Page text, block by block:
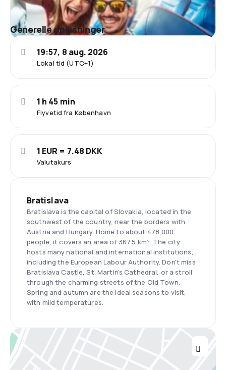
Generelle oplysninger
Lokal tid (UTC+1)
19:57, 8 aug. 2026
Flyvetid fra København
1 h 45 min
Valutakurs
1 EUR = 7.48 DKK
Bratislava
Bratislava is the capital of Slovakia, located in the
southwest of the country, near the borders with
Austria and Hungary. Home to about 478,000
people, it covers an area of 367.5 km². The city
hosts many national and international institutions,
including the European Labour Authority. Don't miss
Bratislava Castle, St. Martin's Cathedral, or a stroll
through the charming streets of the Old Town.
Spring and autumn are the ideal seasons to visit,
with mild temperatures.